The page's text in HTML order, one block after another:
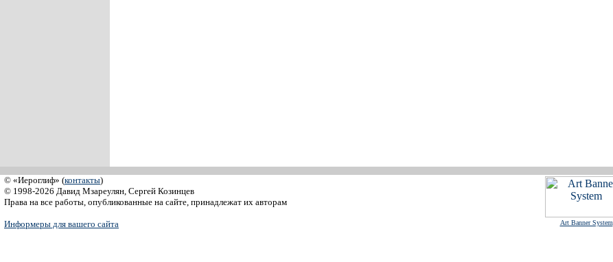
© «Иероглиф» (контакты)
© 1998-2026 Давид Мзареулян, Сергей Козинцев
Права на все работы, опубликованные на сайте, принадлежат их авторам
Информеры для вашего сайта Art Banner System